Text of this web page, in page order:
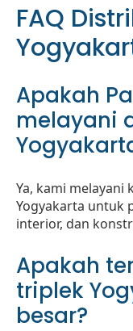
FAQ
Apakah
melayani
Ya, kami
Yogyakarta untuk
interior, dan
Apakah
triplek
besar?